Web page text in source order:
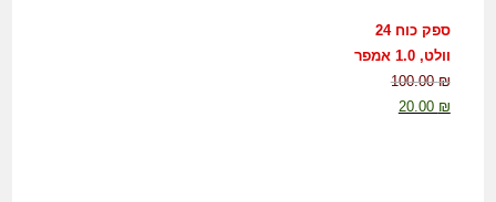
ספק כוח 24
וולט, 1.0 אמפר
100.00₪
20.00 ₪